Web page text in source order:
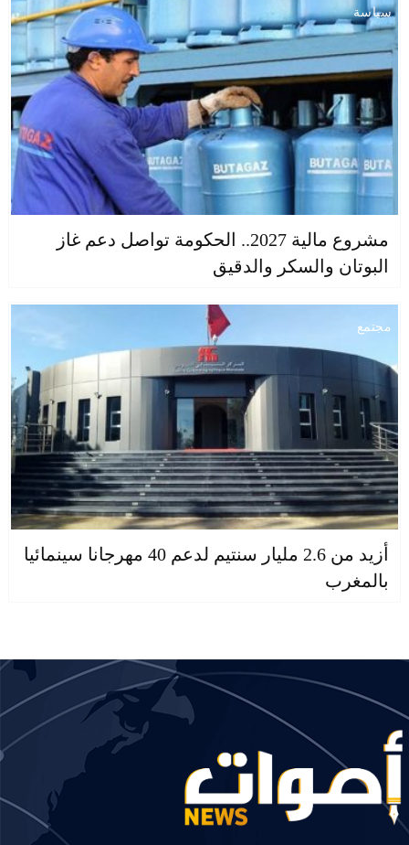
سياسة
مشروع مالية 2027.. الحكومة تواصل دعم غاز
البوتان والسكر والدقيق
مجتمع
أزيد من 2.6 مليار سنتيم لدعم 40 مهرجانا سينمائيا
بالمغرب